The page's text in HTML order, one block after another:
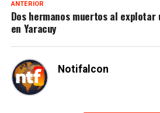
ANTERIOR
Dos hermanos muertos al explotar
en Yaracuy
Notifalcon